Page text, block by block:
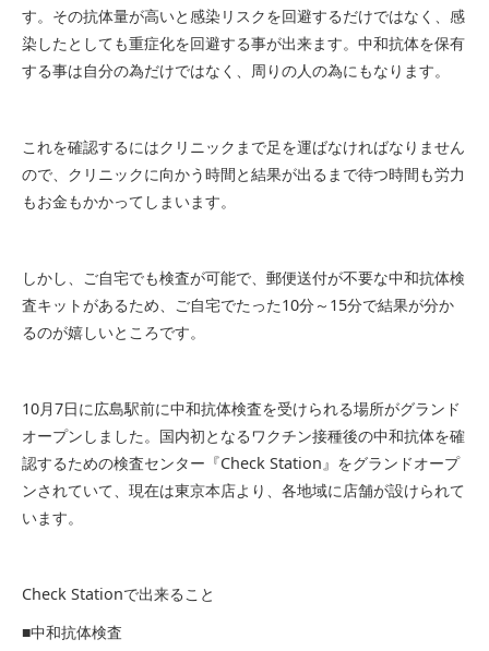
す。その抗体量が高いと感染リスクを回避するだけではなく、感
染したとしても重症化を回避する事が出来ます。中和抗体を保有
する事は自分の為だけではなく、周りの人の為にもなります。
これを確認するにはクリニックまで足を運ばなければなりません
ので、クリニックに向かう時間と結果が出るまで待つ時間も労力
もお金もかかってしまいます。
しかし、ご自宅でも検査が可能で、郵便送付が不要な中和抗体検
査キットがあるため、ご自宅でたった10分～15分で結果が分か
るのが嬉しいところです。
10月7日に広島駅前に中和抗体検査を受けられる場所がグランド
オープンしました。国内初となるワクチン接種後の中和抗体を確
認するための検査センター『Check Station』をグランドオープ
ンされていて、現在は東京本店より、各地域に店舗が設けられて
います。
Check Stationで出来ること
■中和抗体検査